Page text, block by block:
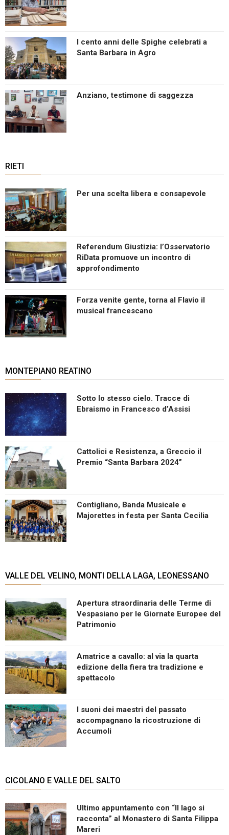
I cento anni delle Spighe celebrati a
Santa Barbara in Agro
Anziano, testimone di saggezza
RIETI
Per una scelta libera e consapevole
Referendum Giustizia: l’Osservatorio
RiData promuove un incontro di
approfondimento
Forza venite gente, torna al Flavio il
musical francescano
MONTEPIANO REATINO
Sotto lo stesso cielo. Tracce di
Ebraismo in Francesco d’Assisi
Cattolici e Resistenza, a Greccio il
Premio “Santa Barbara 2024”
Contigliano, Banda Musicale e
Majorettes in festa per Santa Cecilia
VALLE DEL VELINO, MONTI DELLA LAGA, LEONESSANO
Apertura straordinaria delle Terme di
Vespasiano per le Giornate Europee del
Patrimonio
Amatrice a cavallo: al via la quarta
edizione della fiera tra tradizione e
spettacolo
I suoni dei maestri del passato
accompagnano la ricostruzione di
Accumoli
CICOLANO E VALLE DEL SALTO
Ultimo appuntamento con “Il lago si
racconta” al Monastero di Santa Filippa
Mareri